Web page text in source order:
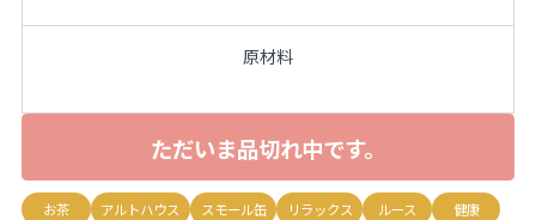
原材料
ただいま品切れ中です。
お茶 アルトハウス スモール缶 リラックス ルース
健康